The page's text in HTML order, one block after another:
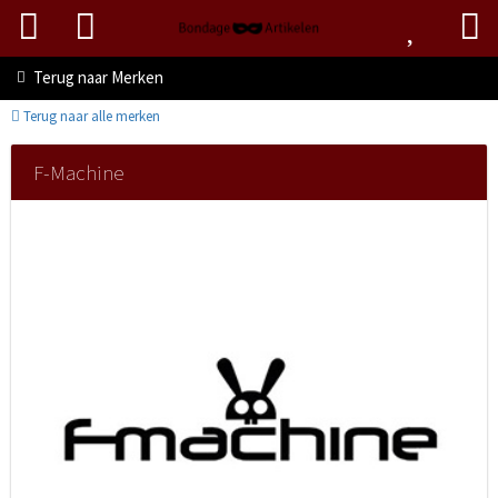
Terug naar Merken
Terug naar alle merken
F-Machine